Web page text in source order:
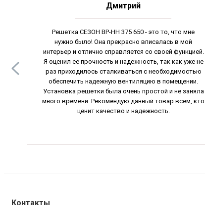
Дмитрий
Решетка СЕЗОН ВР-НН 375 650 - это то, что мне
нужно было! Она прекрасно вписалась в мой
интерьер и отлично справляется со своей функцией.
Я оценил ее прочность и надежность, так как уже не
раз приходилось сталкиваться с необходимостью
обеспечить надежную вентиляцию в помещении.
Установка решетки была очень простой и не заняла
много времени. Рекомендую данный товар всем, кто
ценит качество и надежность.
Контакты